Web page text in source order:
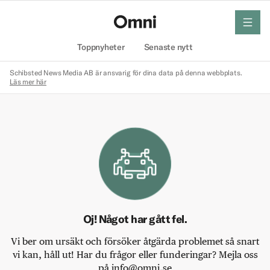
Toppnyheter Senaste nytt
meny
Schibsted News Media AB är ansvarig för dina data på denna webbplats.
Läs mer här
Oj! Något har gått fel.
Vi ber om ursäkt och försöker åtgärda problemet så snart
vi kan, håll ut! Har du frågor eller funderingar? Mejla oss